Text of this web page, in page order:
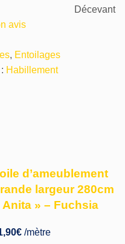
Décevant
avis
, Entoilages
Habillement
d’ameublement
largeur 280cm
Anita » – Fuchsia
€ /mètre